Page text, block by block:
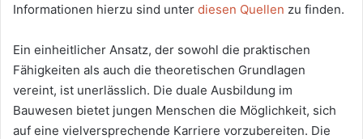
Informationen hierzu sind unter diesen Quellen zu finden.
Ein einheitlicher Ansatz, der sowohl die praktischen
Fähigkeiten als auch die theoretischen Grundlagen
vereint, ist unerlässlich. Die duale Ausbildung im
Bauwesen bietet jungen Menschen die Möglichkeit, sich
auf eine vielversprechende Karriere vorzubereiten. Die